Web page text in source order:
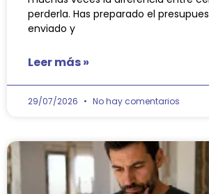
perderla. Has preparado el
enviado y
Leer más »
29/07/2026 No hay comentarios